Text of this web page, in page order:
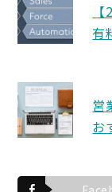
有
営
お